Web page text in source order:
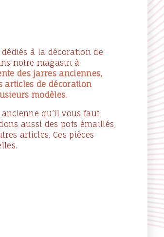
dédiés à la décoration de
notre magasin à
des jarres anciennes,
articles de décoration
modèles.
qu’il vous faut
aussi des pots émaillés,
articles. Ces pièces